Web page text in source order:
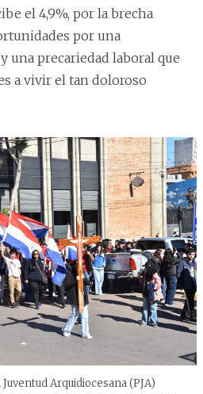
el 4,9%, por la brecha
por una
una precariedad laboral que
a vivir el tan doloroso
Arquidiocesana (PJA)